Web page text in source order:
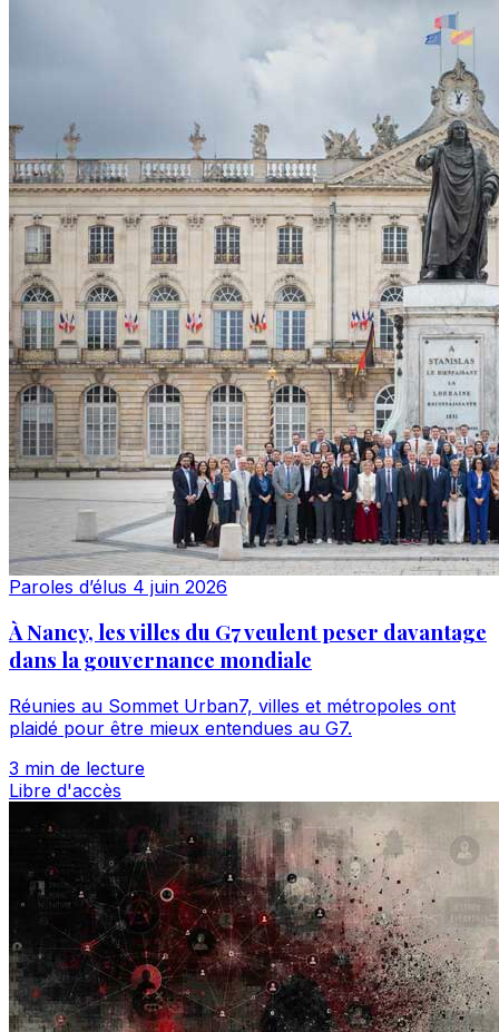
Paroles d’élus 4 juin 2026
À Nancy, les villes du G7 veulent peser davantage
dans la gouvernance mondiale
Réunies au Sommet Urban7, villes et métropoles ont
plaidé pour être mieux entendues au G7.
3 min de lecture
Libre d'accès